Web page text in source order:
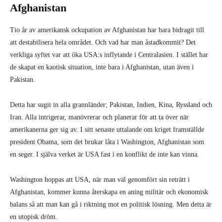
Afghanistan
Tio år av amerikansk ockupation av Afghanistan har bara bidragit till
att destabilisera hela området. Och vad har man åstadkommit? Det
verkliga syftet var att öka USA:s inflytande i Centralasien. I stället har
de skapat en kaotisk situation, inte bara i Afghanistan, utan även i
Pakistan.
Detta har sugit in alla grannländer; Pakistan, Indien, Kina, Ryssland och
Iran. Alla intrigerar, manövrerar och planerar för att ta över när
amerikanerna ger sig av. I sitt senaste uttalande om kriget framställde
president Obama, som det brukar låta i Washington, Afghanistan som
en seger. I själva verket är USA fast i en konflikt de inte kan vinna.
Washington hoppas att USA, när man väl genomfört sin reträtt i
Afghanistan, kommer kunna återskapa en aning militär och ekonomisk
balans så att man kan gå i riktning mot en politisk lösning. Men detta är
en utopisk dröm.